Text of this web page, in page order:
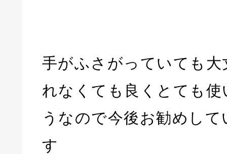
手がふさがっていても大
れなくても良くとても
うなので今後お勧めし
す